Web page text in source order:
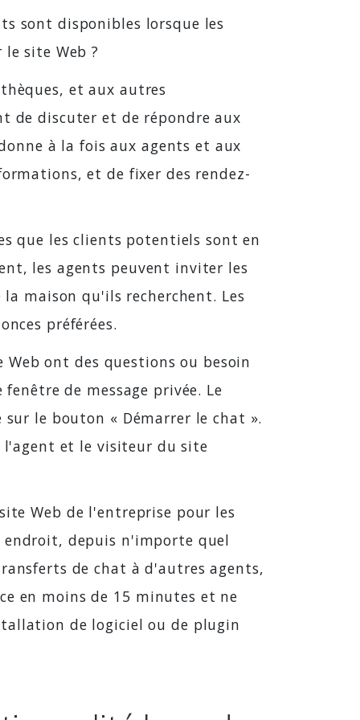
sont disponibles lorsque les
site Web ?
et aux autres
de discuter et de répondre aux
à la fois aux agents et aux
et de fixer des rendez-
que les clients potentiels sont en
les agents peuvent inviter les
maison qu'ils recherchent. Les
préférées.
ont des questions ou besoin
de message privée. Le
le bouton « Démarrer le chat ».
l'agent et le visiteur du site
Web de l'entreprise pour les
depuis n'importe quel
de chat à d'autres agents,
en moins de 15 minutes et ne
de logiciel ou de plugin